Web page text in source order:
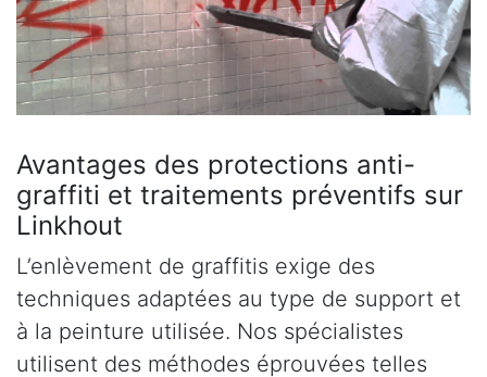
Avantages des protections anti-
graffiti et traitements préventifs sur
Linkhout
L’enlèvement de graffitis exige des
techniques adaptées au type de support et
à la peinture utilisée. Nos spécialistes
utilisent des méthodes éprouvées telles